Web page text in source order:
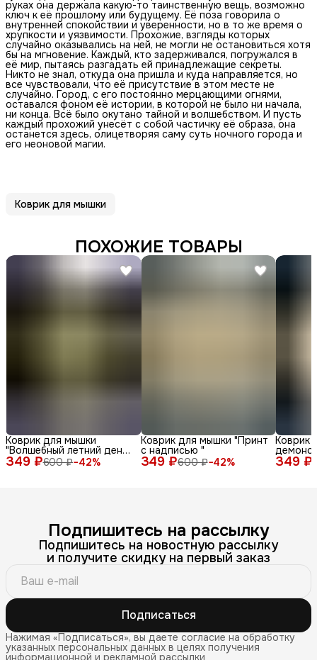
руках она держала какую-то таинственную вещь, возможно
ключ к её прошлому или будущему. Её поза говорила о
внутренней спокойствии и уверенности, но в то же время о
хрупкости и уязвимости. Прохожие, взгляды которых
случайно оказывались на ней, не могли не остановиться хотя
бы на мгновение. Каждый, кто задерживался, погружался в
её мир, пытаясь разгадать ей принадлежащие секреты.
Никто не знал, откуда она пришла и куда направляется, но
все чувствовали, что её присутствие в этом месте не
случайно. Город, с его постоянно мерцающими огнями,
оставался фоном её истории, в которой не было ни начала,
ни конца. Всё было окутано тайной и волшебством. И пусть
каждый прохожий унесёт с собой частичку её образа, она
останется здесь, олицетворяя саму суть ночного города и
его неоновой магии.
Коврик для мышки
ПОХОЖИЕ ТОВАРЫ
349 ₽600 ₽−42%
Коврик для мышки
"Волшебный летний день
с енотом среди ромашек
и бабочек"
349 ₽600 ₽−42%
Коврик для мышки "Принт
с надписью "
349 ₽
Коврик
лица и
Подпишитесь на рассылку
Подпишитесь на новостную рассылку
и получите скидку на первый заказ
Подписаться
Нажимая «Подписаться», вы даете согласие на обработку
указанных персональных данных в целях получения
информационной и рекламной рассылки